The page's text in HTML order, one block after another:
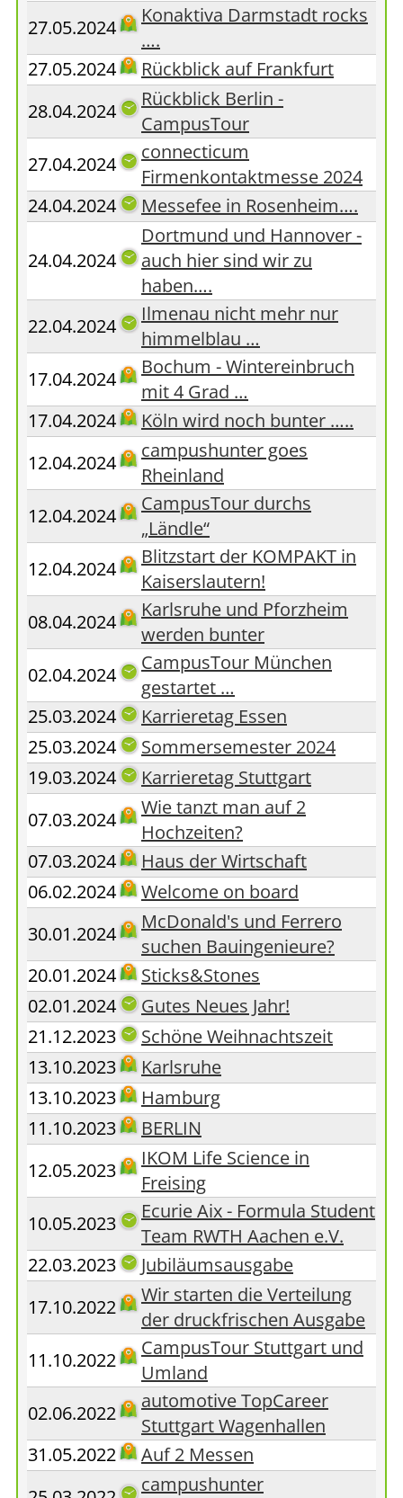
27.05.2024
Konaktiva Darmstadt rocks
….
27.05.2024
Rückblick auf Frankfurt
28.04.2024
Rückblick Berlin -
CampusTour
27.04.2024
connecticum
Firmenkontaktmesse 2024
24.04.2024
Messefee in Rosenheim….
24.04.2024
Dortmund und Hannover -
auch hier sind wir zu
haben….
22.04.2024
Ilmenau nicht mehr nur
himmelblau …
17.04.2024
Bochum - Wintereinbruch
mit 4 Grad …
17.04.2024
Köln wird noch bunter …..
12.04.2024
campushunter goes
Rheinland
12.04.2024
CampusTour durchs
„Ländle“
12.04.2024
Blitzstart der KOMPAKT in
Kaiserslautern!
08.04.2024
Karlsruhe und Pforzheim
werden bunter
02.04.2024
CampusTour München
gestartet …
25.03.2024
Karrieretag Essen
25.03.2024
Sommersemester 2024
19.03.2024
Karrieretag Stuttgart
07.03.2024
Wie tanzt man auf 2
Hochzeiten?
07.03.2024
Haus der Wirtschaft
06.02.2024
Welcome on board
30.01.2024
McDonald's und Ferrero
suchen Bauingenieure?
20.01.2024
Sticks&Stones
02.01.2024
Gutes Neues Jahr!
21.12.2023
Schöne Weihnachtszeit
13.10.2023
Karlsruhe
13.10.2023
Hamburg
11.10.2023
BERLIN
12.05.2023
IKOM Life Science in
Freising
10.05.2023
Ecurie Aix - Formula Student
Team RWTH Aachen e.V.
22.03.2023
Jubiläumsausgabe
17.10.2022
Wir starten die Verteilung
der druckfrischen Ausgabe
11.10.2022
CampusTour Stuttgart und
Umland
02.06.2022
automotive TopCareer
Stuttgart Wagenhallen
31.05.2022
Auf 2 Messen
campushunter